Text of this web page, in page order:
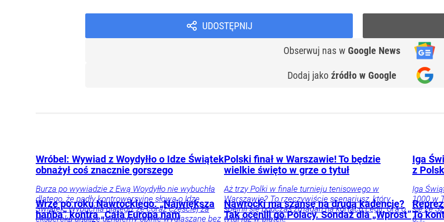
UDOSTĘPNIJ
Obserwuj nas w Google News
Dodaj jako źródło w Google
Wróbel: Wywiad z Woydyłło o Idze Świątek
obnażył coś znacznie gorszego
Burza po wywiadzie z Ewą Woydyłło nie wybuchła
dlatego, że padły kontrowersyjne słowa o Idze
Świątek. Wybuchła dlatego, że coraz częściej za
ekspercką analizę uznajemy opinie wygłaszane bez
Polski finał w Warszawie! To będzie
wielkie święto w grze o tytuł
Aż trzy Polki w finale turnieju tenisowego w
Warszawie? To rzeczywiście scenariusz, który
spełnił się podczas zmagań na kortach Legii. Gra o
tytuł już w piątek!
Iga
z
Iga
1000 w
się ze
6:1.
Wrze po roku Nawrockiego. „Największa
hańba” kontra „Cała Europa nam
Nawrocki ma szansę na drugą kadencję?
Tak ocenili go Polacy. Sondaż dla „Wprost”To